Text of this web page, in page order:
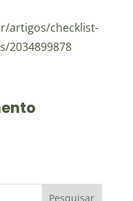
artigos/checklist-
2034899878